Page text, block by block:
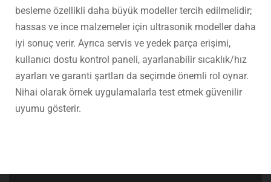
besleme özellikli daha büyük modeller tercih edilmelidir;
hassas ve ince malzemeler için ultrasonik modeller daha
iyi sonuç verir. Ayrıca servis ve yedek parça erişimi,
kullanıcı dostu kontrol paneli, ayarlanabilir sıcaklık/hız
ayarları ve garanti şartları da seçimde önemli rol oynar.
Nihai olarak örnek uygulamalarla test etmek güvenilir
uyumu gösterir.